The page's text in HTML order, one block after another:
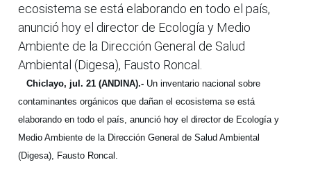
ecosistema se está elaborando en todo el país,
anunció hoy el director de Ecología y Medio
Ambiente de la Dirección General de Salud
Ambiental (Digesa), Fausto Roncal.
Chiclayo, jul. 21 (ANDINA).- Un inventario nacional sobre
contaminantes orgánicos que dañan el ecosistema se está
elaborando en todo el país, anunció hoy el director de Ecología y
Medio Ambiente de la Dirección General de Salud Ambiental
(Digesa), Fausto Roncal.